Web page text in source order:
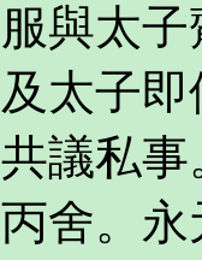
與太
太子
議私事
舍。